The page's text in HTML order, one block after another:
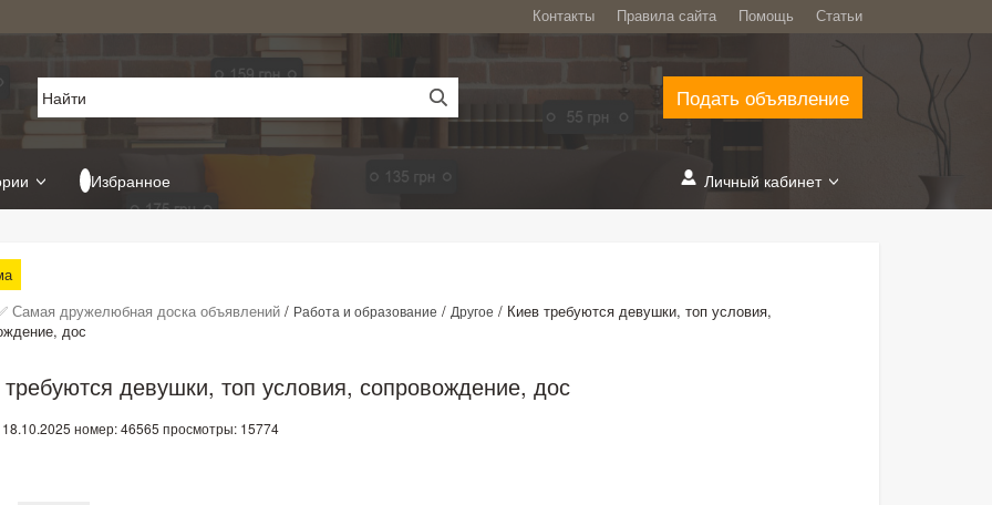
Контакты Правила сайта Помощь Статьи
Подать объявление
Избранное Личный кабинет
Самая дружелюбная доска объявлений / Работа и образование / Другое / Киев требуются девушки, топ условия,
дос
девушки, топ условия, сопровождение, дос
номер: 46565 просмотры: 15774